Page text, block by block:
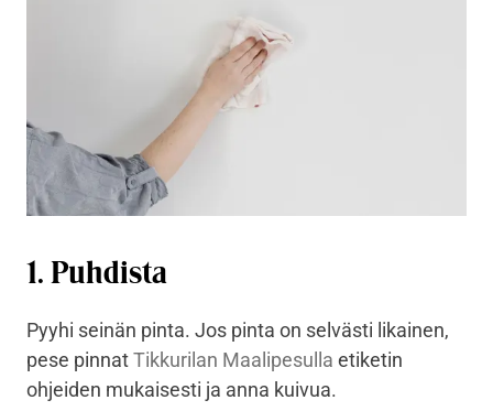
1. Puhdista
Pyyhi seinän pinta. Jos pinta on selvästi likainen,
pese pinnatTikkurilan Maalipesulla etiketin
ohjeiden mukaisesti ja anna kuivua.